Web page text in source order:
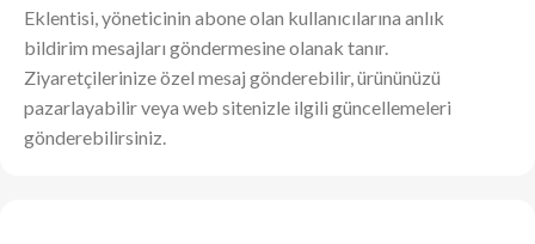
Eklentisi, yöneticinin abone olan kullanıcılarına anlık
bildirim mesajları göndermesine olanak tanır.
Ziyaretçilerinize özel mesaj gönderebilir, ürününüzü
pazarlayabilir veya web sitenizle ilgili güncellemeleri
gönderebilirsiniz.